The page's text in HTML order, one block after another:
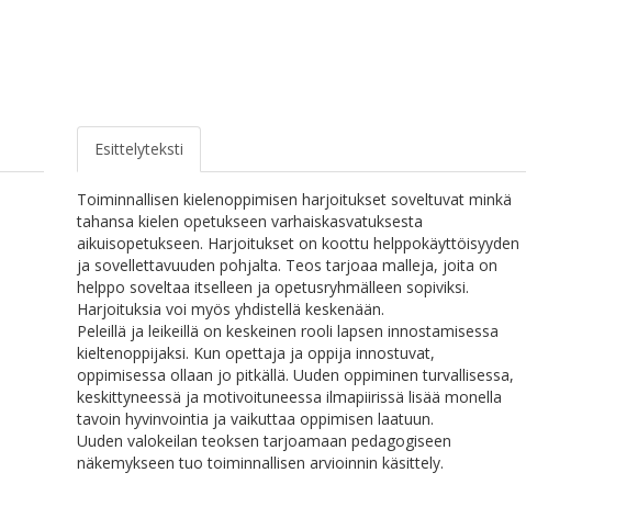
Esittelyteksti
Toiminnallisen kielenoppimisen harjoitukset soveltuvat minkä
tahansa kielen opetukseen varhaiskasvatuksesta
aikuisopetukseen. Harjoitukset on koottu helppokäyttöisyyden
ja sovellettavuuden pohjalta. Teos tarjoaa malleja, joita on
helppo soveltaa itselleen ja opetusryhmälleen sopiviksi.
Harjoituksia voi myös yhdistellä keskenään.
Peleillä ja leikeillä on keskeinen rooli lapsen innostamisessa
kieltenoppijaksi. Kun opettaja ja oppija innostuvat,
oppimisessa ollaan jo pitkällä. Uuden oppiminen turvallisessa,
keskittyneessä ja motivoituneessa ilmapiirissä lisää monella
tavoin hyvinvointia ja vaikuttaa oppimisen laatuun.
Uuden valokeilan teoksen tarjoamaan pedagogiseen
näkemykseen tuo toiminnallisen arvioinnin käsittely.